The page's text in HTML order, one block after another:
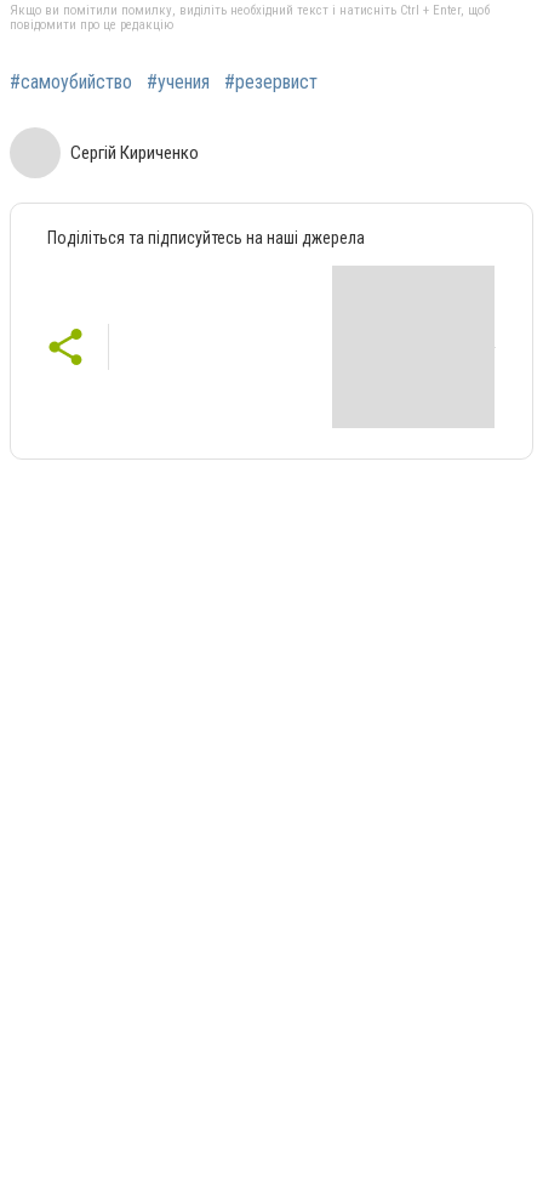
Якщо ви помітили помилку, виділіть необхідний текст і натисніть Ctrl + Enter, щоб
повідомити про це редакцію
#самоубийство #учения #резервист
Сергій Кириченко
Поділіться та підписуйтесь на наші джерела